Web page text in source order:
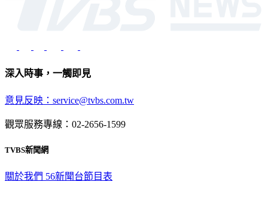
深入時事，一觸即見
意見反映：service@tvbs.com.tw
觀眾服務專線：02-2656-1599
TVBS新聞網
關於我們 56新聞台節目表